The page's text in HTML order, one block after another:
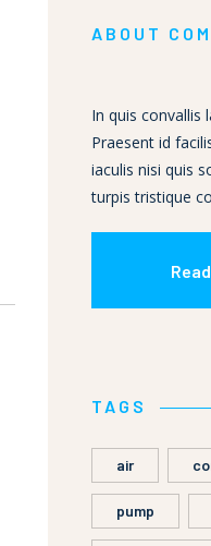
ABOUT
In quis convallis
Praesent id
iaculis nisi quis
turpis tristique
TAGS
air
pump